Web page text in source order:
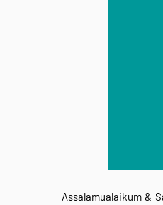
Assalamualaikum &